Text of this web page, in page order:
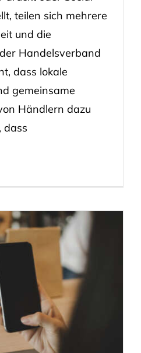
teilen sich mehrere
und die
Handelsverband
dass lokale
gemeinsame
Händlern dazu
dass